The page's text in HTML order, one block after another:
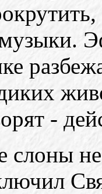
-
слоны